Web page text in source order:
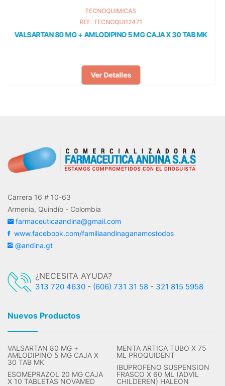
5 MG CAJA X 30 TAB MK ESOMEPRAZOL 20 MG
Carrera 16 # 10-63
Armenia, Quindío - Colombia
farmaceuticaandina@gmail.com
www.facebook.com/familiaandinaganamostodos
@andina.gt
¿NECESITA AYUDA?
313 720 4630 - (606) 731 31 58 - 321 815 5958
Nuevos Productos
VALSARTAN 80 MG +
AMLODIPINO 5 MG CAJA X
30 TAB MK
ESOMEPRAZOL 20 MG CAJA
X 10 TABLETAS NOVAMED
MENTA ARTICA TUBO X 75
ML PROQUIDENT
IBUPROFENO SUSPENSION
FRASCO X 60 ML (ADVIL
CHILDEREN) HALEON